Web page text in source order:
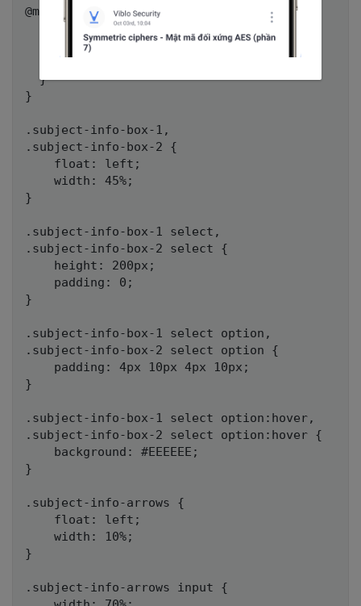
@media (max-width: 517px) {
  .selected-right button {
        display: inline;
  }
}
.subject-info-box-1,
.subject-info-box-2 {
    float: left;
    width: 45%;
}
.subject-info-box-1 select,
.subject-info-box-2 select {
    height: 200px;
    padding: 0;
}
.subject-info-box-1 select option,
.subject-info-box-2 select option {
    padding: 4px 10px 4px 10px;
}
.subject-info-box-1 select option:hover,
.subject-info-box-2 select option:hover {
    background: #EEEEEE;
}
.subject-info-arrows {
    float: left;
    width: 10%;
}
.subject-info-arrows input {